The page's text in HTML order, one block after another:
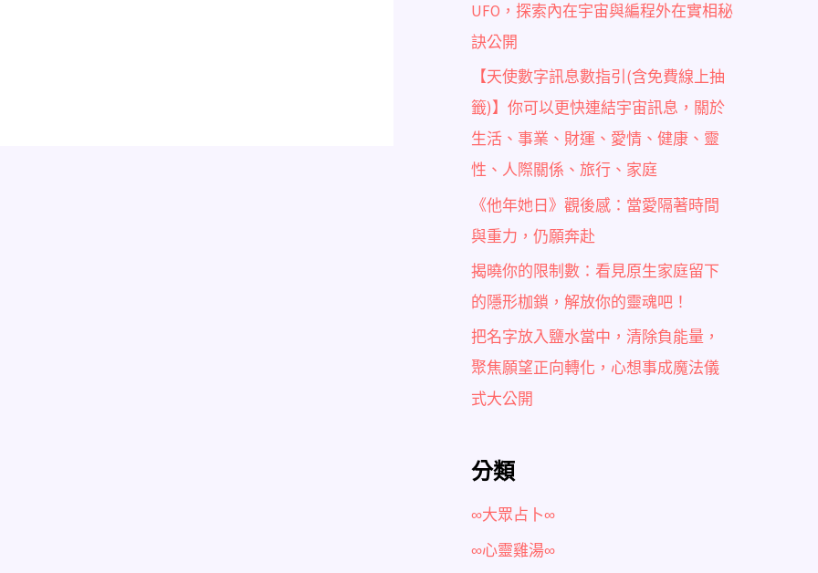
UFO，探索內在宇宙與編程外在實相秘
訣公開
【天使數字訊息數指引(含免費線上抽
籤)】你可以更快連結宇宙訊息，關於
生活、事業、財運、愛情、健康、靈
性、人際關係、旅行、家庭
《他年她日》觀後感：當愛隔著時間
與重力，仍願奔赴
揭曉你的限制數：看見原生家庭留下
的隱形枷鎖，解放你的靈魂吧！
把名字放入鹽水當中，清除負能量，
聚焦願望正向轉化，心想事成魔法儀
式大公開
分類
∞大眾占卜∞
∞心靈雞湯∞